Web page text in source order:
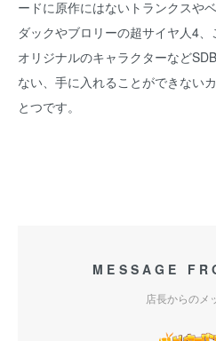
ードに原作にはないトランクスや
ダックやブロリーの超サイヤ人4
オリジナルのキャラクターなど
ない、手に入れることができない
とつです。
MESSAGE
店長からのメ